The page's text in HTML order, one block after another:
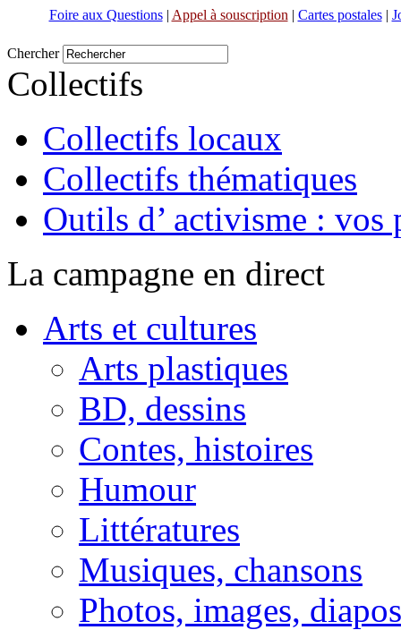
Foire aux Questions| Appel à souscription | Cartes postales|
Chercher
Collectifs
Collectifs locaux
Collectifs thématiques
Outils d’ activisme : vos
La campagne en direct
Arts et cultures
Arts plastiques
BD, dessins
Contes, histoires
Humour
Littératures
Musiques, chansons
Photos, images, diapos